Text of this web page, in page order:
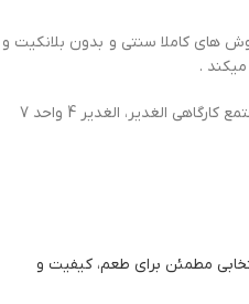
های کاملا سنتی و بدون بلانکیت و
.
الغدیر، الغدیر 4 واحد 7
مطمئن برای طعم، کیفیت و